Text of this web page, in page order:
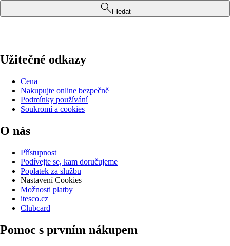
Hledat
Užitečné odkazy
Cena
Nakupujte online bezpečně
Podmínky používání
Soukromí a cookies
O nás
Přístupnost
Podívejte se, kam doručujeme
Poplatek za službu
Nastavení Cookies
Možnosti platby
itesco.cz
Clubcard
Pomoc s prvním nákupem